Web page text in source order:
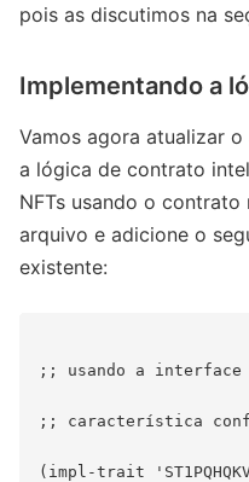
pois as discutimos na
Implementando a
Vamos agora atualizar
a lógica de contrato
NFTs usando o
arquivo e adicione o
existente:
;; usando a interface
;; característica
(impl-trait